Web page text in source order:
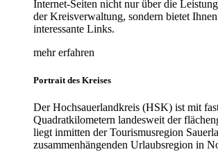
Internet-Seiten nicht nur über die
der Kreisverwaltung, sondern bietet
interessante Links.
mehr erfahren
Portrait des Kreises
Der Hochsauerlandkreis (HSK) ist mit
Quadratkilometern landesweit der
liegt inmitten der Tourismusregion
zusammenhängenden Urlaubsregion in